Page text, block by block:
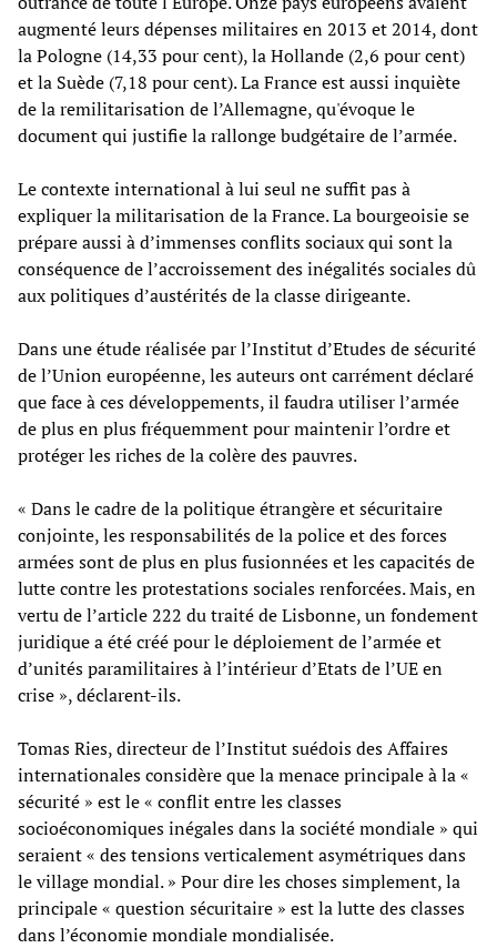
augmenté leurs dépenses militaires en 2013 et 2014, dont
la Pologne (14,33 pour cent), la Hollande (2,6 pour cent)
et la Suède (7,18 pour cent). La France est aussi inquiète
de la remilitarisation de l’Allemagne, qu'évoque le
document qui justifie la rallonge budgétaire de l’armée.
Le contexte international à lui seul ne suffit pas à
expliquer la militarisation de la France. La bourgeoisie se
prépare aussi à d’immenses conflits sociaux qui sont la
conséquence de l’accroissement des inégalités sociales dû
aux politiques d’austérités de la classe dirigeante.
Dans une étude réalisée par l’Institut d’Etudes de sécurité
de l’Union européenne, les auteurs ont carrément déclaré
que face à ces développements, il faudra utiliser l’armée
de plus en plus fréquemment pour maintenir l’ordre et
protéger les riches de la colère des pauvres.
« Dans le cadre de la politique étrangère et sécuritaire
conjointe, les responsabilités de la police et des forces
armées sont de plus en plus fusionnées et les capacités de
lutte contre les protestations sociales renforcées. Mais, en
vertu de l’article 222 du traité de Lisbonne, un fondement
juridique a été créé pour le déploiement de l’armée et
d’unités paramilitaires à l’intérieur d’Etats de l’UE en
crise », déclarent-ils.
Tomas Ries, directeur de l’Institut suédois des Affaires
internationales considère que la menace principale à la «
sécurité » est le « conflit entre les classes
socioéconomiques inégales dans la société mondiale » qui
seraient « des tensions verticalement asymétriques dans
le village mondial. » Pour dire les choses simplement, la
principale « question sécuritaire » est la lutte des classes
dans l’économie mondiale mondialisée.